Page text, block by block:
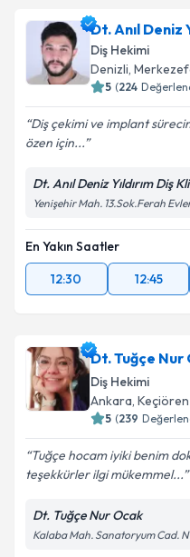
Dt. Anıl Deniz
Diş Hekimi
Denizli,
5 (224
Diş çekimi ve implant
özen için...
Dt. Anıl Deniz Yıldırım Diş
Yenişehir Mah. 13.Sok.Ferah
En Yakın Saatler
12:30
12:45
Dt. Tuğçe Nur
Diş Hekimi
Ankara, Keçiören
5 (239
Tuğçe hocam iyiki benim
teşekkürler ilgi mükemmel...
Dt. Tuğçe Nur Ocak
Kalaba Mah. Sanatoryum Cad.